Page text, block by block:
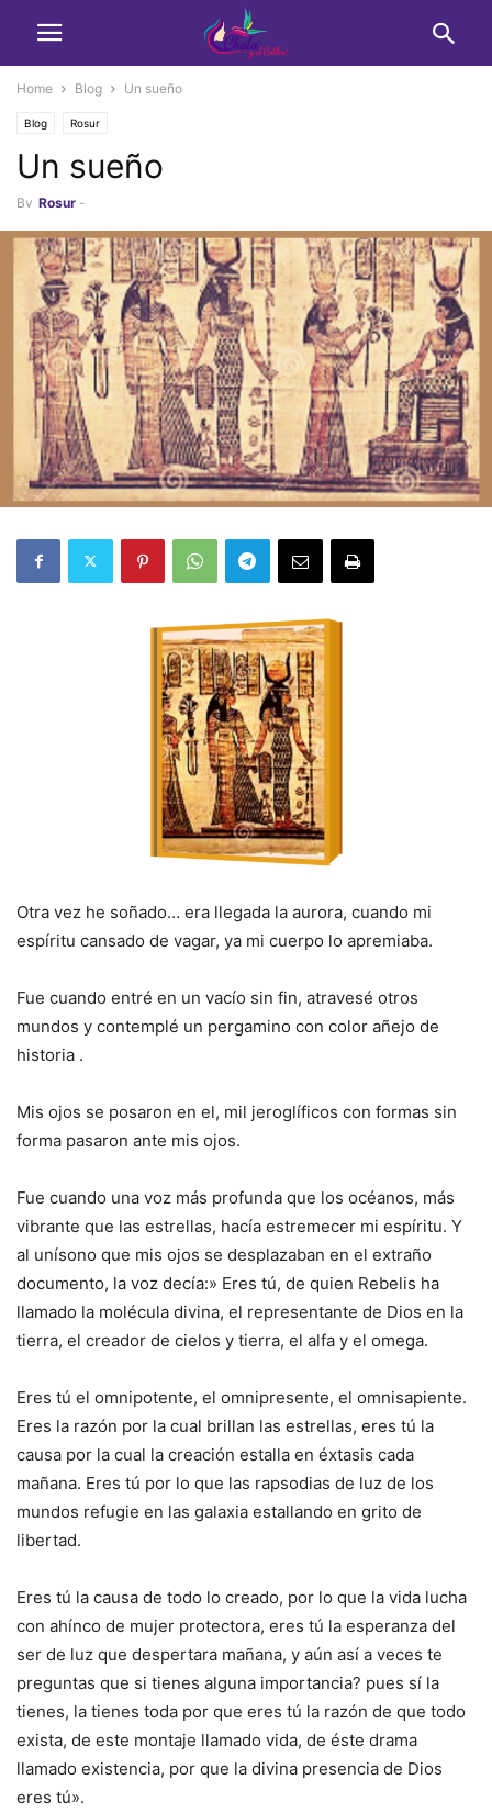
Home Blog Un sueño
Blog Rosur
Un sueño
By Rosur -
Otra vez he soñado… era llegada la aurora, cuando mi
espíritu cansado de vagar, ya mi cuerpo lo apremiaba.
Fue cuando entré en un vacío sin fin, atravesé otros
mundos y contemplé un pergamino con color añejo de
historia .
Mis ojos se posaron en el, mil jeroglíficos con formas sin
forma pasaron ante mis ojos.
Fue cuando una voz más profunda que los océanos, más
vibrante que las estrellas, hacía estremecer mi espíritu. Y
al unísono que mis ojos se desplazaban en el extraño
documento, la voz decía:» Eres tú, de quien Rebelis ha
llamado la molécula divina, el representante de Dios en la
tierra, el creador de cielos y tierra, el alfa y el omega.
Eres tú el omnipotente, el omnipresente, el omnisapiente.
Eres la razón por la cual brillan las estrellas, eres tú la
causa por la cual la creación estalla en éxtasis cada
mañana. Eres tú por lo que las rapsodias de luz de los
mundos refugie en las galaxia estallando en grito de
libertad.
Eres tú la causa de todo lo creado, por lo que la vida lucha
con ahínco de mujer protectora, eres tú la esperanza del
ser de luz que despertara mañana, y aún así a veces te
preguntas que si tienes alguna importancia? pues sí la
tienes, la tienes toda por que eres tú la razón de que todo
exista, de este montaje llamado vida, de éste drama
llamado existencia, por que la divina presencia de Dios
eres tú».